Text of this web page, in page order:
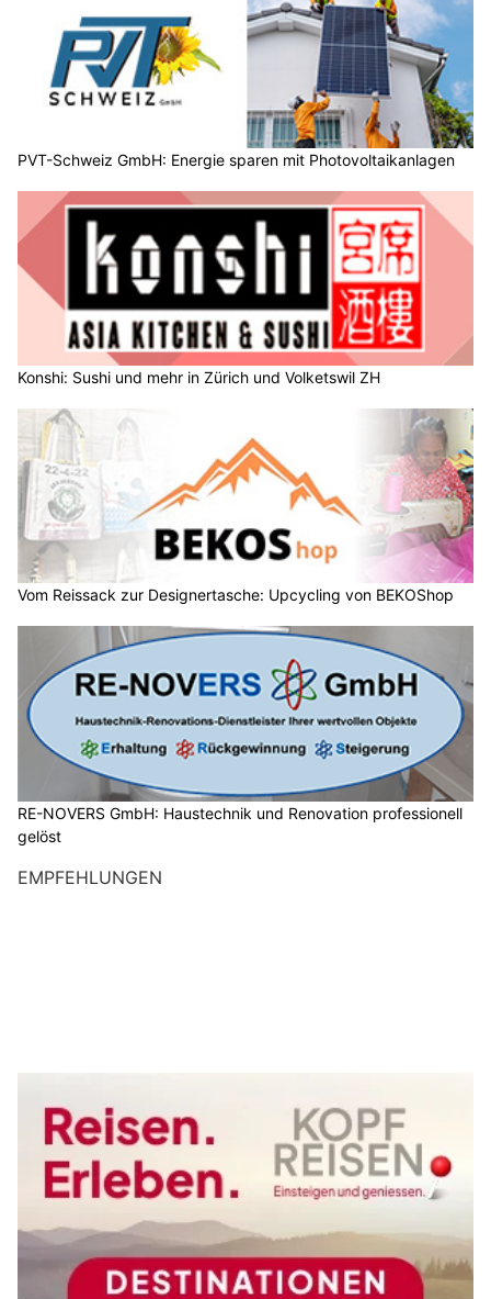
PVT-Schweiz GmbH: Energie sparen mit Photovoltaikanlagen
Konshi: Sushi und mehr in Zürich und Volketswil ZH
Vom Reissack zur Designertasche: Upcycling von BEKOShop
RE-NOVERS GmbH: Haustechnik und Renovation professionell
gelöst
EMPFEHLUNGEN